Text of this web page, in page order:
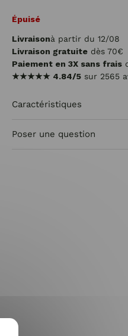
Épuisé
Livraisonà partir du 12/08
Livraison gratuite dès 70€
Paiement en 3X sans frais
★★★★★ 4.84/5 sur 2565
Caractéristiques
Poser une question